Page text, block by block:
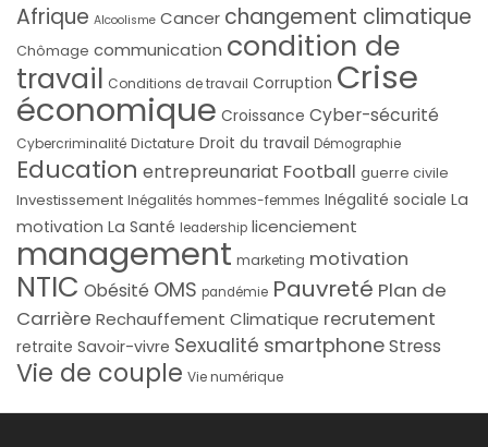
Afrique Alcoolisme Cancer changement climatique
Chômage communication condition de
travail Conditions de travail Corruption Crise
économique Croissance Cyber-sécurité
Cybercriminalité Dictature Droit du travail Démographie
Education entrepreunariat Football guerre civile
Investissement Inégalités hommes-femmes Inégalité sociale La
motivation La Santé leadership licenciement
management marketing motivation
NTIC Obésité OMS pandémie Pauvreté Plan de
Carrière Rechauffement Climatique recrutement
retraite Savoir-vivre Sexualité smartphoneStress
Vie de couple Vie numérique